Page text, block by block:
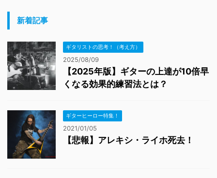
新着記事
ギタリストの思考！（考え方）
2025/08/09
【2025年版】ギターの上達が10倍早
くなる効果的練習法とは？
ギターヒーロー特集！
2021/01/05
【悲報】アレキシ・ライホ死去！